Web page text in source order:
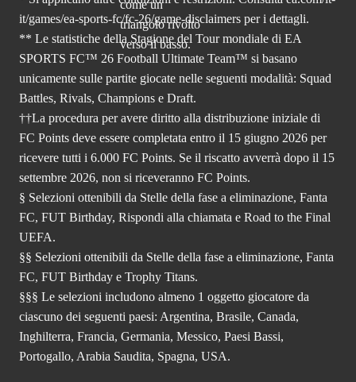
it/games/ea-sports-fc/fc-26/game-disclaimers per i dettagli.
** Le statistiche della Stagione del Tour mondiale di EA
SPORTS FC™ 26 Football Ultimate Team™ si basano
unicamente sulle partite giocate nelle seguenti modalità: Squad
Battles, Rivals, Champions e Draft.
††La procedura per avere diritto alla distribuzione iniziale di
FC Points deve essere completata entro il 15 giugno 2026 per
ricevere tutti i 6.000 FC Points. Se il riscatto avverrà dopo il 15
settembre 2026, non si riceveranno FC Points.
§ Selezioni ottenibili da Stelle della fase a eliminazione, Fanta
FC, FUT Birthday, Rispondi alla chiamata e Road to the Final
UEFA.
§§ Selezioni ottenibili da Stelle della fase a eliminazione, Fanta
FC, FUT Birthday e Trophy Titans.
§§§ Le selezioni includono almeno 1 oggetto giocatore da
ciascuno dei seguenti paesi: Argentina, Brasile, Canada,
Inghilterra, Francia, Germania, Messico, Paesi Bassi,
Portogallo, Arabia Saudita, Spagna, USA.